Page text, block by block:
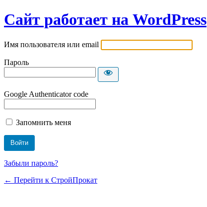
Сайт работает на WordPress
Имя пользователя или email
Пароль
Google Authenticator code
Запомнить меня
Забыли пароль?
← Перейти к СтройПрокат